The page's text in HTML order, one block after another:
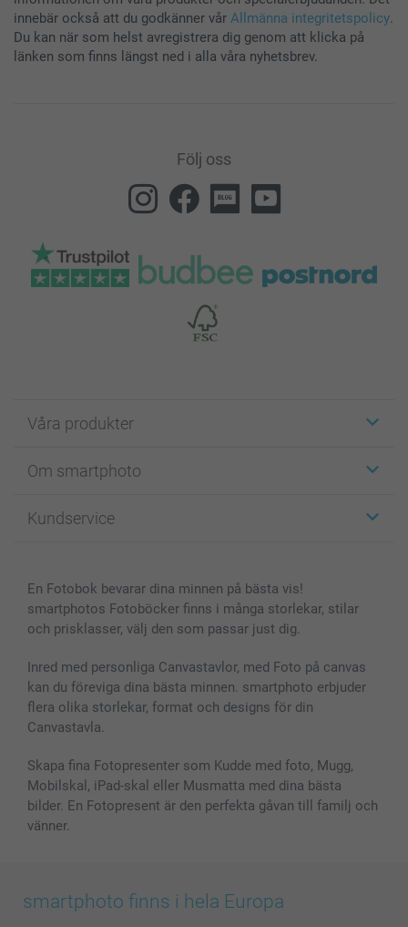
innebär också att du godkänner vår Allmänna integritetspolicy.
Du kan när som helst avregistrera dig genom att klicka på
länken som finns längst ned i alla våra nyhetsbrev.
Följ oss
Våra produkter
Fotokort
Fotoböcker
Skal till Mobil & Surfplatta
MyNameBook
Fotoramar & Tillbehör
Presentkort
Alla fotoprodukter
Om smartphoto
För affiliates
Sitemap
Villkor och garantier
Kundservice
smartbonus
Priser & betalning
En Fotobok bevarar dina minnen på bästa vis!
smartphotos Fotoböcker finns i många storlekar, stilar
och prisklasser, välj den som passar just dig.
Inred med personliga Canvastavlor, med Foto på canvas
kan du föreviga dina bästa minnen. smartphoto erbjuder
flera olika storlekar, format och designs för din
Canvastavla.
Skapa fina Fotopresenter som Kudde med foto, Mugg,
Mobilskal, iPad-skal eller Musmatta med dina bästa
bilder. En Fotopresent är den perfekta gåvan till familj och
vänner.
smartphoto finns i hela Europa